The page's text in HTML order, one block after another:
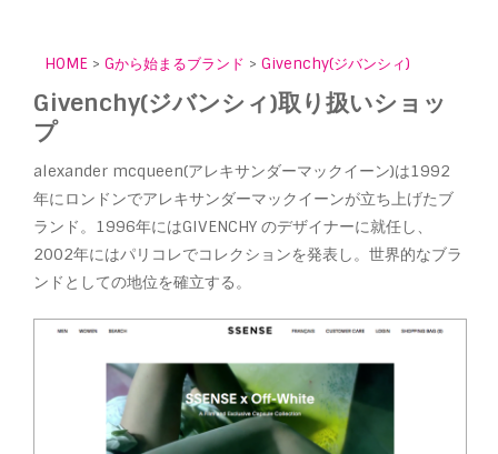
HOME > Gから始まるブランド > Givenchy(ジバンシィ)
Givenchy(ジバンシィ)取り扱いショッ
プ
alexander mcqueen(アレキサンダーマックイーン)は1992
年にロンドンでアレキサンダーマックイーンが立ち上げたブ
ランド。1996年にはGIVENCHY のデザイナーに就任し、
2002年にはパリコレでコレクションを発表し。世界的なブラ
ンドとしての地位を確立する。